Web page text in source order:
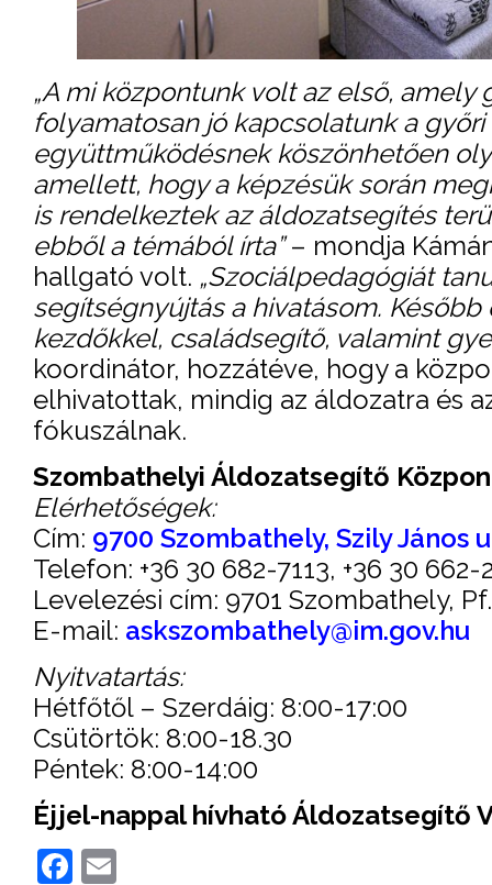
„A mi központunk volt az első,
folyamatosan jó kapcsolatunk a
együttműködésnek köszönhetően
amellett, hogy a képzésük során
is rendelkeztek az áldozatsegítés
ebből a témából írta”– mondja
hallgató volt. „Szociálpedagógiát
segítségnyújtás a hivatásom.
kezdőkkel, családsegítő, valamint
koordinátor, hozzátéve, hogy a
elhivatottak, mindig az áldozatra és
fókuszálnak.
Szombathelyi Áldozatsegítő
Elérhetőségek:
Cím: 9700 Szombathely, Szily János
Telefon: +36 30 682-7113, +36 30 662-
Levelezési cím: 9701 Szombathely,
E-mail: askszombathely@im.gov.hu
Nyitvatartás:
Hétfőtől – Szerdáig: 8:00-17:00
Csütörtök: 8:00-18.30
Péntek: 8:00-14:00
Éjjel-nappal hívható Áldozatsegítő
Facebook